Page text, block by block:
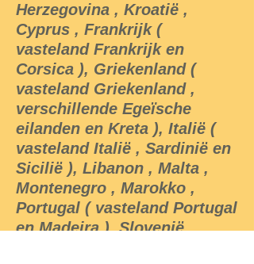
Herzegovina , Kroatië ,
Cyprus , Frankrijk (
vasteland Frankrijk en
Corsica ), Griekenland (
vasteland Griekenland ,
verschillende Egeïsche
eilanden en Kreta ), Italië (
vasteland Italië , Sardinië en
Sicilië ), Libanon , Malta ,
Montenegro , Marokko ,
Portugal ( vasteland Portugal
en Madeira ), Slovenië ,